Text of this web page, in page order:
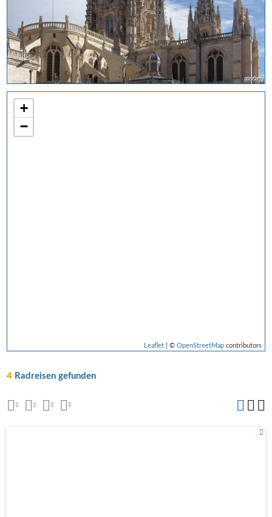
pixabay
+
−
Leaflet| © OpenStreetMapcontributors
4 Radreisen gefunden